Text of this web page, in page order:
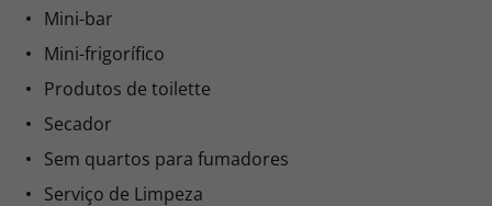
Mini-bar
Mini-frigorífico
Produtos de toilette
Secador
Sem quartos para fumadores
Serviço de Limpeza